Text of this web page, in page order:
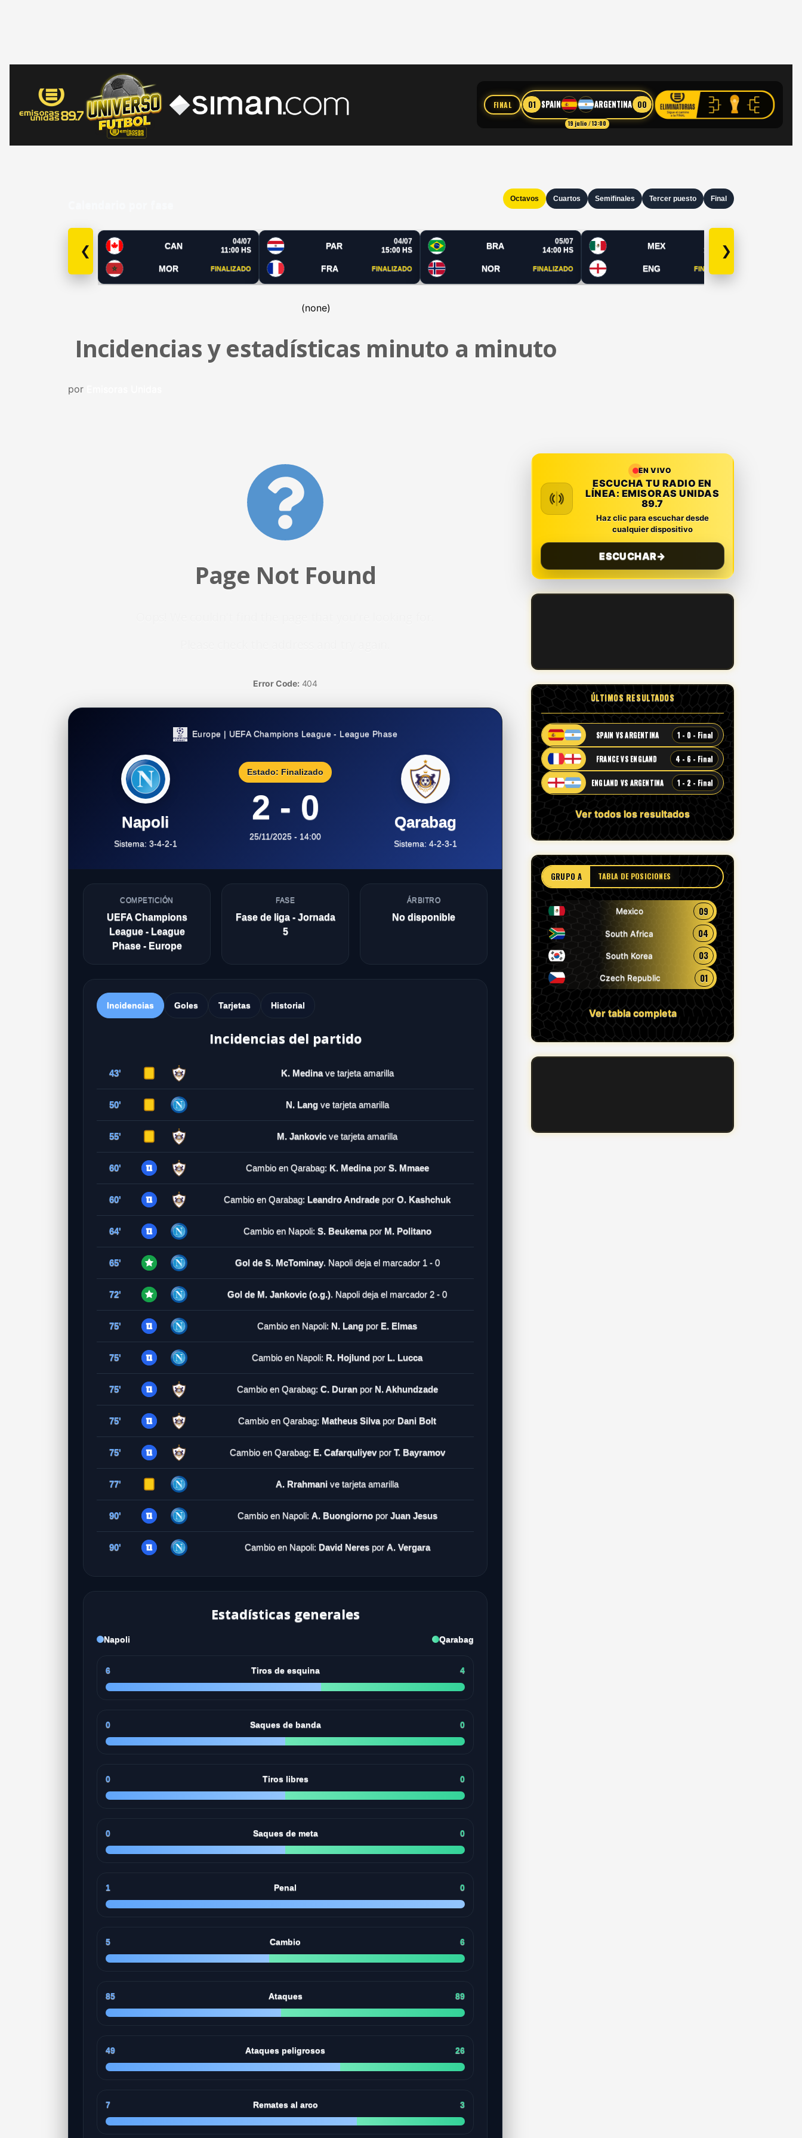
FINAL 01 SPAIN ARGENTINA 00
19 julio / 13:00
Octavos Cuartos Semifinales Tercer puesto Final
❮ CAN
04/07
11:00 HS
MOR FINALIZADO
PAR
04/07
15:00 HS
FRA FINALIZADO
BRA
05/07
14:00 HS
NOR FINALIZADO
MEX
19:00 HS
ENG FINALIZADO
❯
(none)
Incidencias y estadísticas minuto a minuto
por
Page Not Found
Error Code: 404
Europe | UEFA Champions League - League Phase
Napoli
Sistema: 3-4-2-1
Estado: Finalizado
2 - 0
25/11/2025 - 14:00
Qarabag
Sistema: 4-2-3-1
COMPETICIÓN
UEFA Champions
League - League
Phase - Europe
FASE
Fase de liga - Jornada
5
ÁRBITRO
No disponible
Incidencias Goles Tarjetas Historial
Incidencias del partido
43' K. Medinave tarjeta amarilla
50' N. Langve tarjeta amarilla
55' M. Jankovic ve tarjeta amarilla
60' Cambio en Qarabag: K. Medinapor S. Mmaee
60' Cambio en Qarabag: Leandro Andrade por O. Kashchuk
64' Cambio en Napoli: S. Beukemapor M. Politano
65' Gol de S. McTominay. Napoli deja el marcador 1 - 0
72' Gol de M. Jankovic (o.g.). Napoli deja el marcador 2 - 0
75' Cambio en Napoli: N. Lang por E. Elmas
75' Cambio en Napoli: R. Hojlund por L. Lucca
75' Cambio en Qarabag: C. Duranpor N. Akhundzade
75' Cambio en Qarabag: Matheus Silvapor Dani Bolt
75' Cambio en Qarabag: E. Cafarquliyevpor T. Bayramov
77' A. Rrahmani ve tarjeta amarilla
90' Cambio en Napoli: A. Buongiornopor Juan Jesus
90' Cambio en Napoli: David Nerespor A. Vergara
Estadísticas generales
Napoli Qarabag
6 Tiros de esquina 4
0 Saques de banda 0
0 Tiros libres 0
0 Saques de meta 0
1 Penal 0
5 Cambio 6
85 Ataques 89
49 Ataques peligrosos 26
7 Remates al arco 3
EN VIVO
ESCUCHA TU RADIO EN
LÍNEA: EMISORAS UNIDAS
89.7
Haz clic para escuchar desde
cualquier dispositivo
ESCUCHAR→
ÚLTIMOS RESULTADOS
SPAIN VS ARGENTINA 1 - 0 - Final
FRANCE VS ENGLAND 4 - 6 - Final
ENGLAND VS ARGENTINA 1 - 2 - Final
Ver todos los resultados
GRUPO A TABLA DE POSICIONES
Mexico 09
South Africa 04
South Korea 03
Czech Republic 01
Ver tabla completa